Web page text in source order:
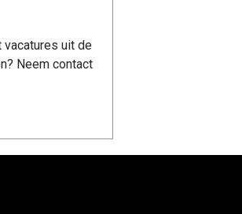
vacatures uit de
Neem contact